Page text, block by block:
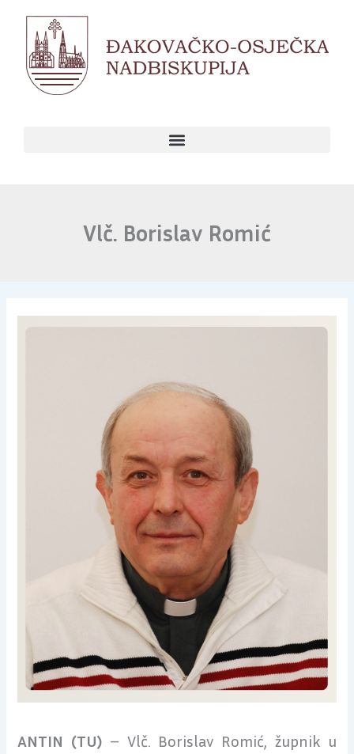
content
Vlč. Borislav Romić
ANTIN (TU) – Vlč. Borislav Romić, župnik u